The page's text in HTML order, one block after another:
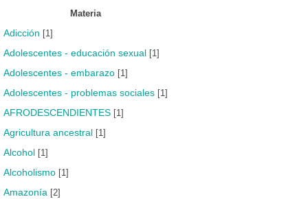
Materia
Adicción [1]
Adolescentes - educación sexual [1]
Adolescentes - embarazo [1]
Adolescentes - problemas sociales [1]
AFRODESCENDIENTES [1]
Agricultura ancestral [1]
Alcohol [1]
Alcoholismo [1]
Amazonía [2]